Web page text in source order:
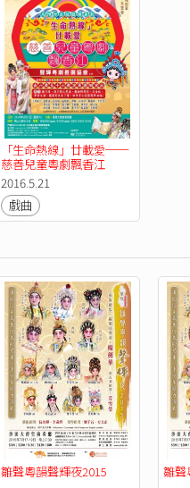
「生命熱線」廿載愛──
慈善兒童粵劇飄香江
2016.5.21
戲曲
雛聲粵韻聲輝夜2015
雛聲